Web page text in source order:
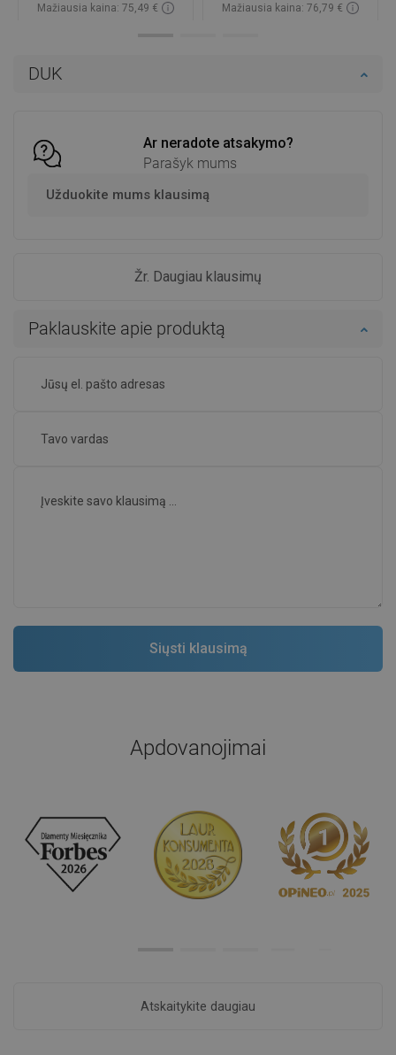
DUK
Ar neradote atsakymo?
Parašyk mums
Užduokite mums klausimą
Žr. Daugiau klausimų
Paklauskite apie produktą
Mažiausia kaina: 75,49 €
Mažiausia kaina: 76,79 €
Apdovanojimai
Atskaitykite daugiau